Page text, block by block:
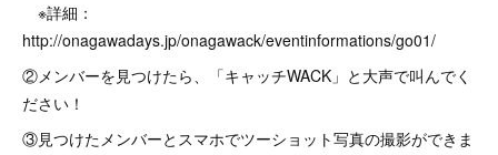
※詳細：
http://onagawadays.jp/onagawack/eventinformations/go01/
②メンバーを見つけたら、「キャッチWACK」と大声で叫んでく
ださい！
③見つけたメンバーとスマホでツーショット写真の撮影ができま